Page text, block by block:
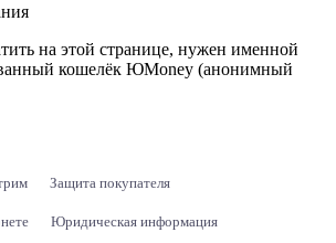
на этой странице, нужен именной
кошелёк ЮMoney (анонимный
Защита покупателя
Юридическая информация